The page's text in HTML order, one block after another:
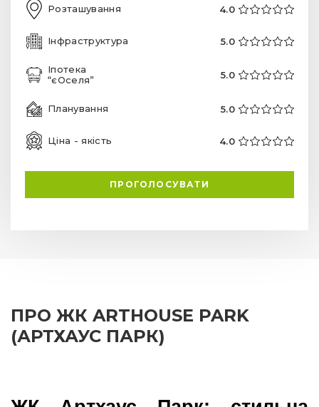
Розташування 4.0
Інфраструктура 5.0
Іпотека
“єОселя”
5.0
Планування 5.0
Ціна - якість 4.0
ПРОГОЛОСУВАТИ
ПРО ЖК ARTHOUSE PARK
(АРТХАУС ПАРК)